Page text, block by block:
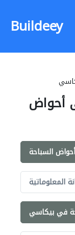
Buildeey
أحواض
أحواض السباحة
المعلوماتية
في بيكاسي